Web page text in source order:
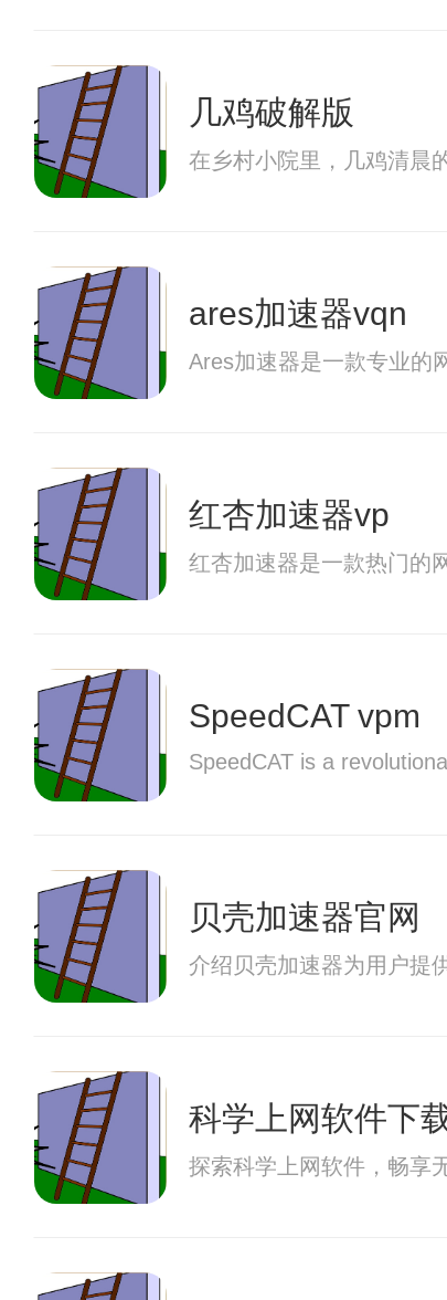
几鸡破解版
在乡村小院里，几鸡清晨
ares加速器vqn
Ares加速器是一款专业的
红杏加速器vp
红杏加速器是一款热门的
SpeedCAT vpm
SpeedCAT is a
贝壳加速器官网
介绍贝壳加速器为用户提
科学上网软件下
探索科学上网软件，畅享